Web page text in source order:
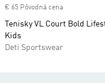
€ 65 Pôvodná cena
Tenisky VL Court Bold
Kids
Deti Sportswear